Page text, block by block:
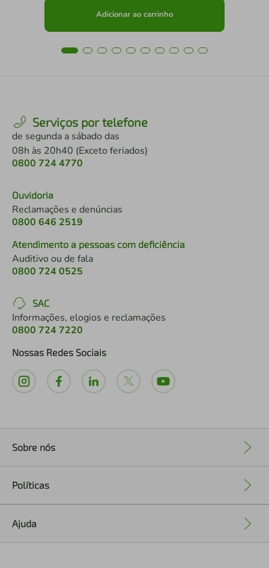
Adicionar ao carrinho
Serviços por telefone
de segunda a sábado das
08h às 20h40 (Exceto feriados)
0800 724 4770
Ouvidoria
Reclamações e denúncias
0800 646 2519
Atendimento a pessoas com deficiência
Auditivo ou de fala
0800 724 0525
SAC
Informações, elogios e reclamações
0800 724 7220
Nossas Redes Sociais
Sobre nós
Políticas
Ajuda